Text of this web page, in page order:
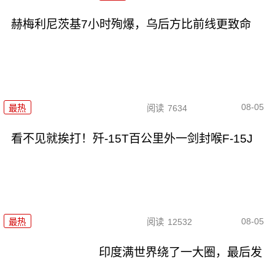
赫梅利尼茨基7小时殉爆，乌后方比前线更致命
最热 阅读 7634 08-05
看不见就挨打！歼-15T百公里外一剑封喉F-15J
最热 阅读 12532 08-05
印度满世界绕了一大圈，最后发